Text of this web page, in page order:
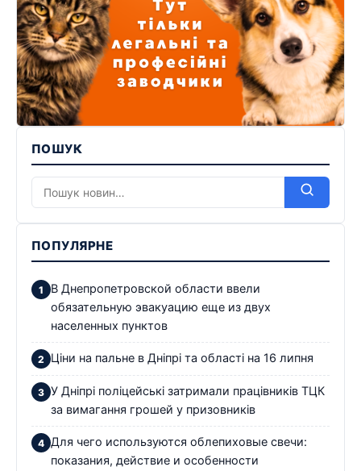
ПОШУК
ПОПУЛЯРНЕ
В Днепропетровской области ввели
обязательную эвакуацию еще из двух
населенных пунктов
Ціни на пальне в Дніпрі та області на 16 липня
У Дніпрі поліцейські затримали працівників ТЦК
за вимагання грошей у призовників
Для чего используются облепиховые свечи:
показания, действие и особенности